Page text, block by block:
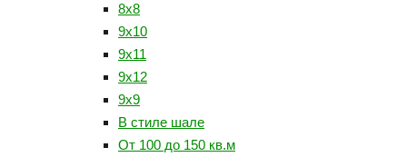
8х8
9x10
9x11
9x12
9x9
В стиле шале
От 100 до 150 кв.м